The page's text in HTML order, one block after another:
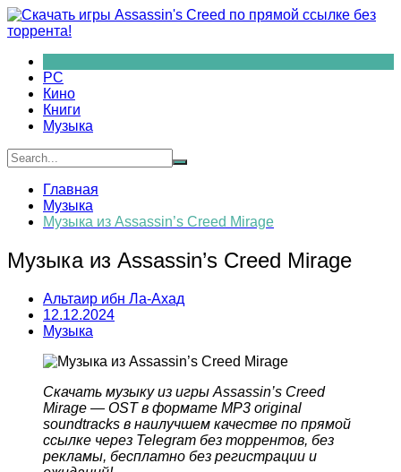
Перейти
к
PC
Кино
Книги
Музыка
Главная
Музыка
Музыка из Assassin’s Creed Mirage
Музыка из Assassin’s Creed Mirage
Альтаир ибн Ла-Ахад
12.12.2024
Музыка
Скачать музыку из игры Assassin’s Creed
Mirage — OST в формате MP3 original
soundtracks в наилучшем качестве по прямой
ссылке через Telegram без торрентов, без
рекламы, бесплатно без регистрации и